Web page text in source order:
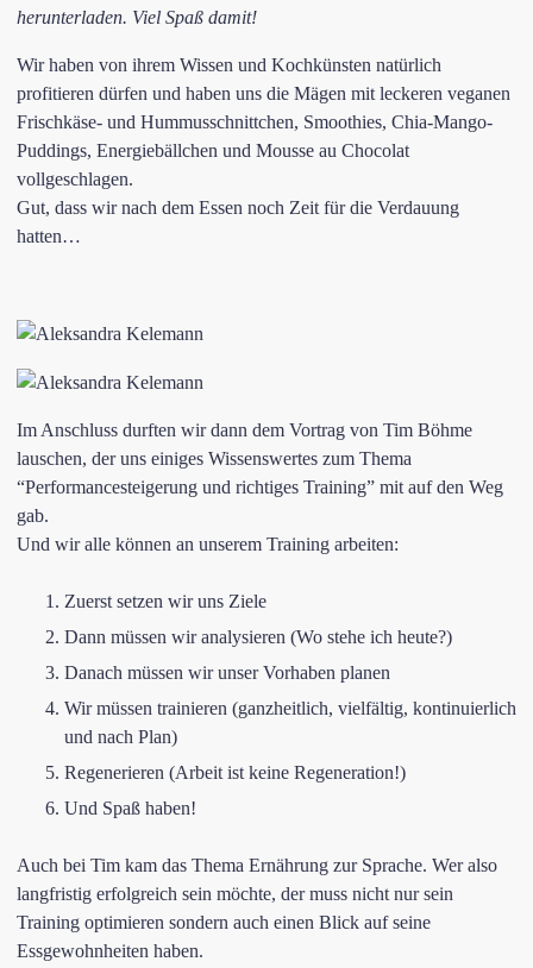
herunterladen. Viel Spaß damit!
Wir haben von ihrem Wissen und Kochkünsten natürlich
profitieren dürfen und haben uns die Mägen mit leckeren veganen
Frischkäse- und Hummusschnittchen, Smoothies, Chia-Mango-
Puddings, Energiebällchen und Mousse au Chocolat
vollgeschlagen.
Gut, dass wir nach dem Essen noch Zeit für die Verdauung
hatten…
Im Anschluss durften wir dann dem Vortrag von Tim Böhme
lauschen, der uns einiges Wissenswertes zum Thema
“Performancesteigerung und richtiges Training” mit auf den Weg
gab.
Und wir alle können an unserem Training arbeiten:
Zuerst setzen wir uns Ziele
Dann müssen wir analysieren (Wo stehe ich heute?)
Danach müssen wir unser Vorhaben planen
Wir müssen trainieren (ganzheitlich, vielfältig, kontinuierlich
und nach Plan)
Regenerieren (Arbeit ist keine Regeneration!)
Und Spaß haben!
Auch bei Tim kam das Thema Ernährung zur Sprache. Wer also
langfristig erfolgreich sein möchte, der muss nicht nur sein
Training optimieren sondern auch einen Blick auf seine
Essgewohnheiten haben.